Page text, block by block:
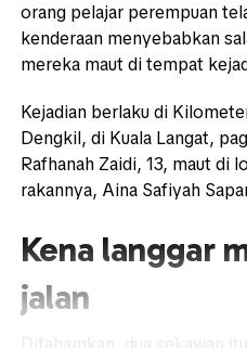
orang pelajar perempuan
kenderaan menyebabkan
mereka maut di tempat
Kejadian berlaku di
Dengkil, di Kuala Langat,
Rafhanah Zaidi, 13, maut di
rakannya, Aina Safiyah
Kena langgar
jalan